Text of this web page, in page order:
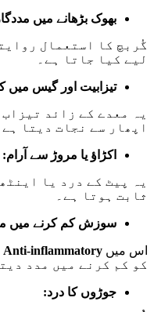
بھوک بڑھانے میں
گُربچ کا استعمال
لیے کیا جاتا ہے۔
تیزابیت اور گیس میں
یہ معدے کے زائد
اپھار سے نجات دیتا ہے۔
اکڑاؤ یا مروڑ سے آرام:
یہ پیٹ کے درد یا
ثابت ہوتا ہے۔
سوزش کم کرنے میں
اس میں Anti-inflammatory
کو کم کرنے میں مدد
جوڑوں کا درد: